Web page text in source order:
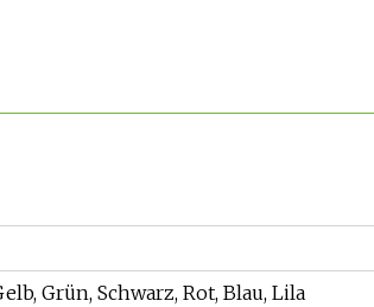
Grün, Schwarz, Rot, Blau, Lila